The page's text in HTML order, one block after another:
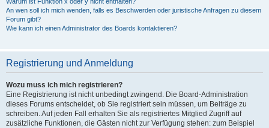
An wen soll ich mich wenden, falls es Beschwerden oder juristische Anfragen zu diesem
Forum gibt?
Wie kann ich einen Administrator des Boards kontaktieren?
Registrierung und Anmeldung
Wozu muss ich mich registrieren?
Eine Registrierung ist nicht unbedingt zwingend. Die Board-Administration
dieses Forums entscheidet, ob Sie registriert sein müssen, um Beiträge zu
schreiben. Auf jeden Fall erhalten Sie als registriertes Mitglied Zugriff auf
zusätzliche Funktionen, die Gästen nicht zur Verfügung stehen: zum Beispiel